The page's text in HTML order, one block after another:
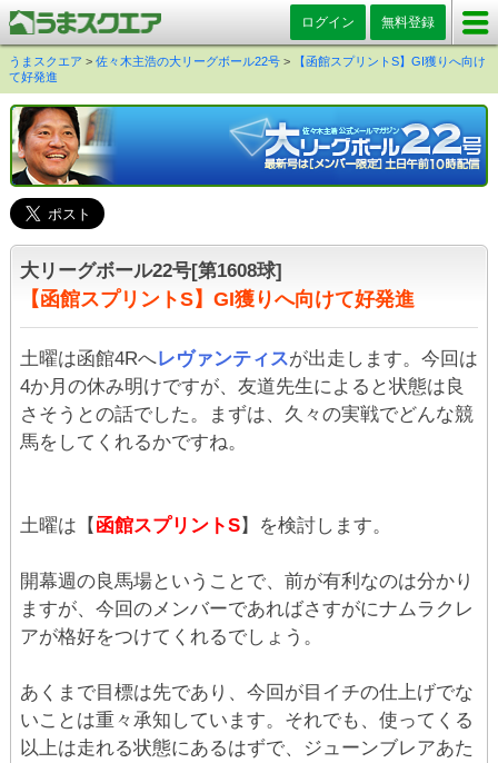
ログイン 無料登録
うまスクエア > 佐々木主浩の大リーグボール22号 >
【函館スプリントS】GI獲りへ向け
て好発進
大リーグボール22号[第1608球]
【函館スプリントS】GI獲りへ向けて好発進
土曜は函館4Rへレヴァンティスが出走します。今回は
4か月の休み明けですが、友道先生によると状態は良
さそうとの話でした。まずは、久々の実戦でどんな競
馬をしてくれるかですね。
土曜は【 函館スプリントS】を検討します。
開幕週の良馬場ということで、前が有利なのは分かり
ますが、今回のメンバーであればさすがにナムラクレ
アが格好をつけてくれるでしょう。
あくまで目標は先であり、今回が目イチの仕上げでな
いことは重々承知しています。それでも、使ってくる
以上は走れる状態にあるはずで、ジューンブレアあた